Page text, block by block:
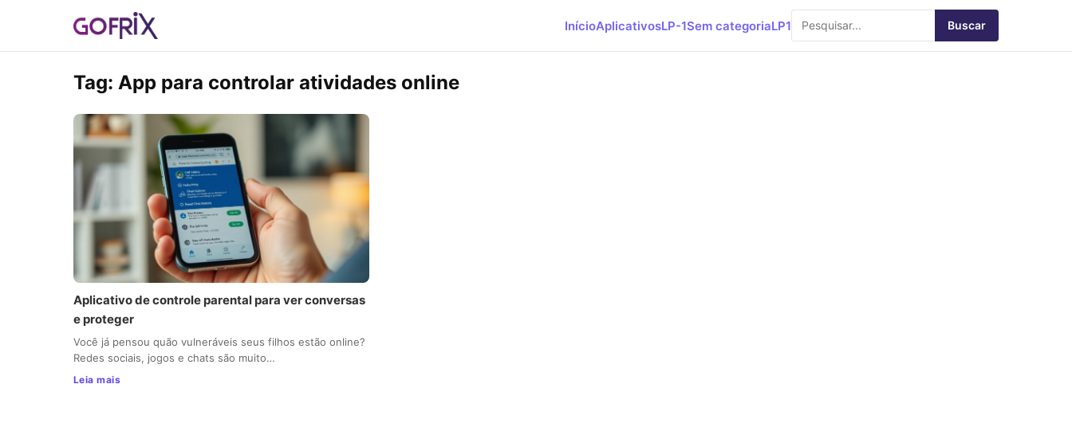
InícioAplicativosLP-1Sem categoriaLP1 Buscar
Tag: App para controlar atividades online
Aplicativo de controle parental para ver conversas
e proteger
Você já pensou quão vulneráveis seus filhos estão online?
Redes sociais, jogos e chats são muito…
Leia mais